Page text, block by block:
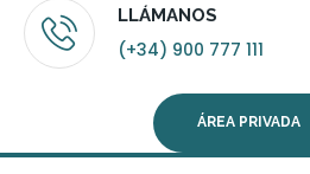
LLÁMANOS
(+34) 900 777 111
ÁREA PRIVADA